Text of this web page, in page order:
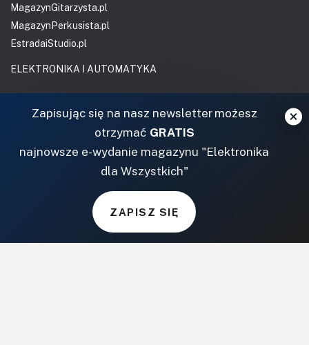
MagazynGitarzysta.pl
MagazynPerkusista.pl
EstradaiStudio.pl
ELEKTRONIKA I AUTOMATYKA
AutomatykaB2B.pl
Elektronika Praktyczna
Elportal.pl
FOTOGRAFIA, EDUKACJA I HI-TECH
Zapisując się na nasz newsletter możesz
otrzymać GRATIS
najnowsze e-wydanie magazynu "Elektronika
dla Wszystkich"
ZAPISZ SIĘ